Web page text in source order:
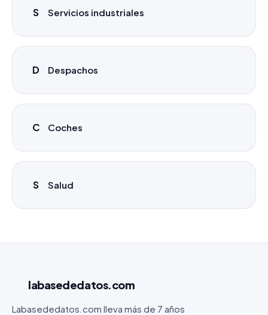
S Servicios industriales
D Despachos
C Coches
S Salud
labasededatos.com
Labasededatos.com lleva más de 7 años